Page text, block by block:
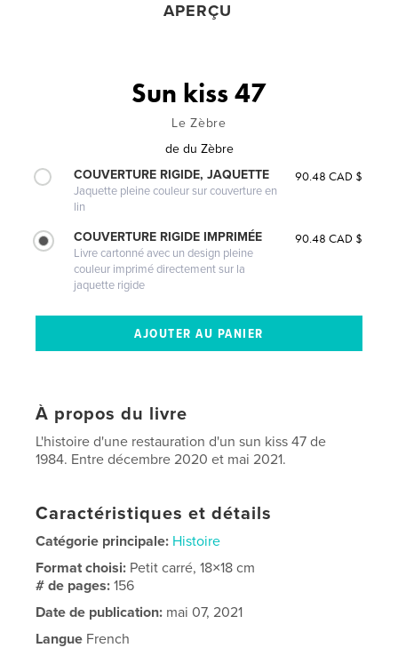
APERÇU
Sun kiss 47
Le Zèbre
de du Zèbre
COUVERTURE RIGIDE, JAQUETTE
Jaquette pleine couleur sur couverture en
lin
90.48 CAD $
COUVERTURE RIGIDE IMPRIMÉE
Livre cartonné avec un design pleine
couleur imprimé directement sur la
jaquette rigide
90.48 CAD $
À propos du livre
L'histoire d'une restauration d'un sun kiss 47 de
1984. Entre décembre 2020 et mai 2021.
Caractéristiques et détails
Catégorie principale: Histoire
Format choisi: Petit carré, 18×18 cm
# de pages:156
Date de publication: mai 07, 2021
Langue French